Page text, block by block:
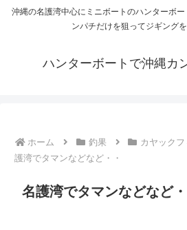
沖縄の名護湾中心にミニボートのハンターボ
ンパチだけを狙ってジギングを
ハンターボートで沖縄カ
ホーム 釣果 カヤック
護湾でタマンなどなど・・
名護湾でタマンなどなど・